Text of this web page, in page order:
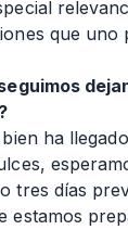
que uno
ha
tres días
estamos